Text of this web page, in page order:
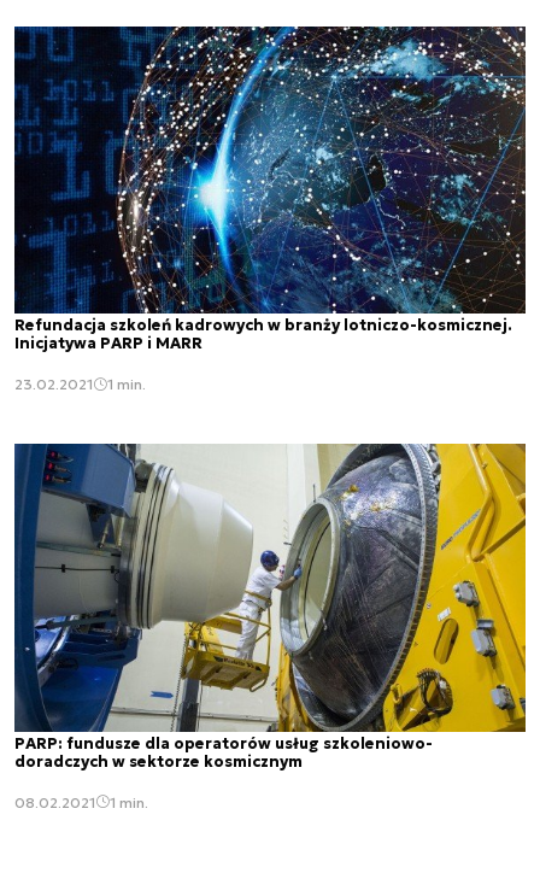
Refundacja szkoleń kadrowych w branży lotniczo-kosmicznej.
Inicjatywa PARP i MARR
23.02.2021 1 min.
PARP: fundusze dla operatorów usług szkoleniowo-
doradczych w sektorze kosmicznym
08.02.2021 1 min.